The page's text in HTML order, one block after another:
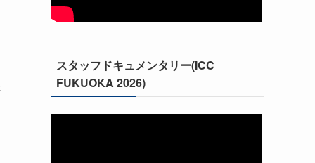
スタッフドキュメンタリー(ICC
FUKUOKA 2026)